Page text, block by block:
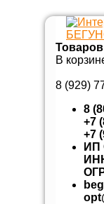
В
8 (929)
8
+7
+7
ИП